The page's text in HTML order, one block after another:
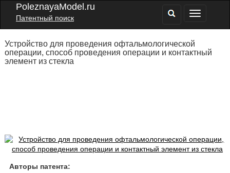
PoleznayaModel.ru
Патентный поиск
Устройство для проведения офтальмологической
операции, способ проведения операции и контактный
элемент из стекла
Авторы патента: